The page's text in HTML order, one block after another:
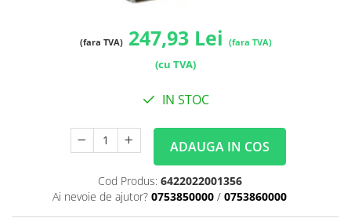
(fara TVA) 247,93 Lei (fara TVA)
(cu TVA)
IN STOC
ADAUGA IN COS
Cod Produs: 6422022001356
Ai nevoie de ajutor? 0753850000 / 0753860000